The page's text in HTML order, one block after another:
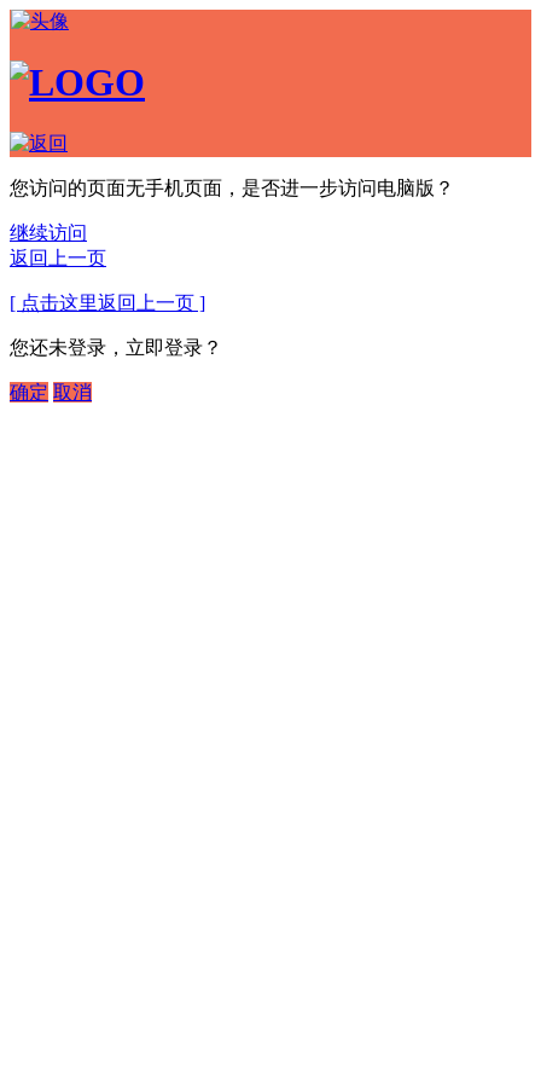
您访问的页面无手机页面，是否进一步访问电脑版？
继续访问
返回上一页
[ 点击这里返回上一页 ]
您还未登录，立即登录？
确定 取消